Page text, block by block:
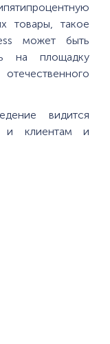
товары, такое
может быть
на площадку
видится
и клиентам и